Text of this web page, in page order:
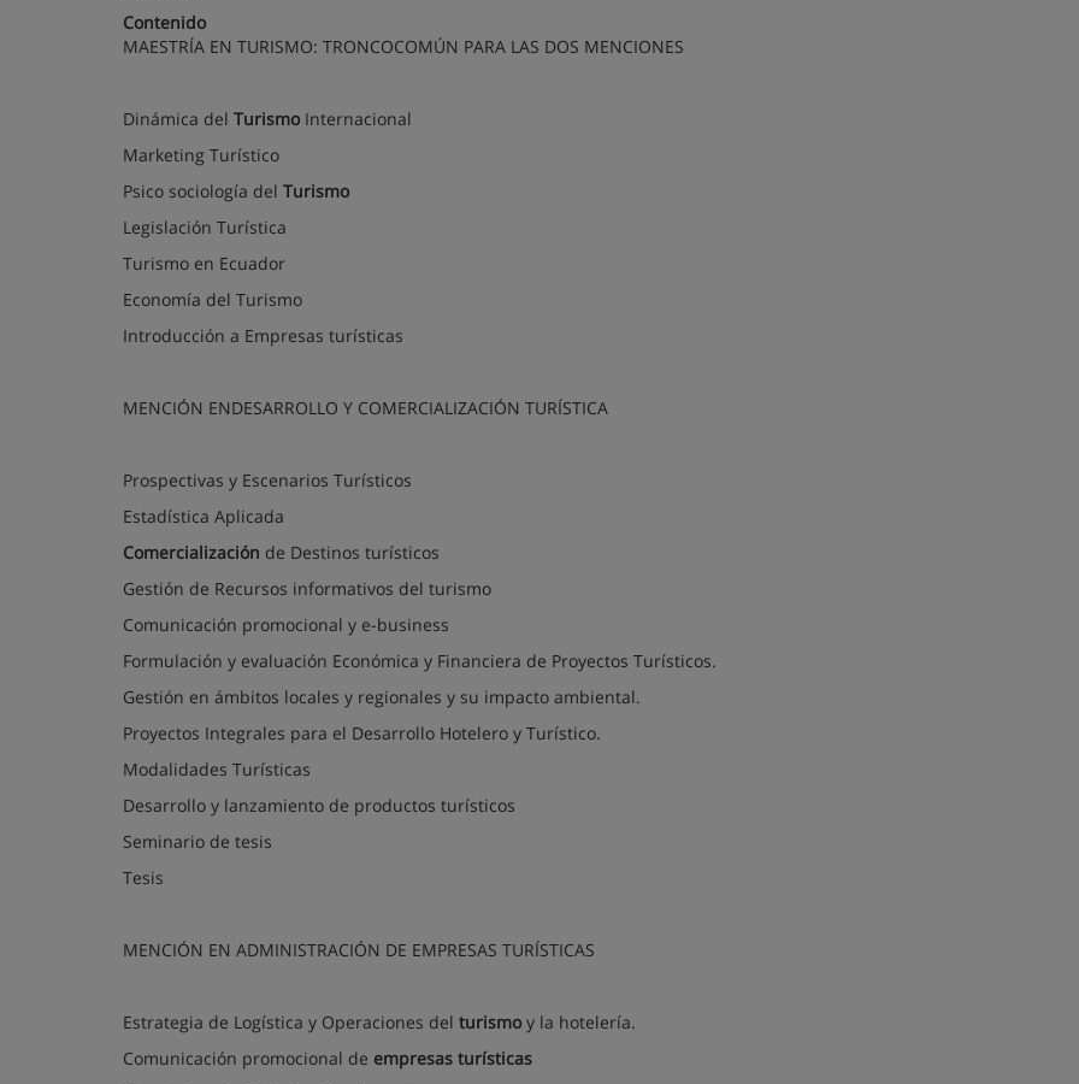
Contenido
MAESTRÍA EN TURISMO: TRONCOCOMÚN PARA LAS DOS MENCIONES
Dinámica del Turismo Internacional
Marketing Turístico
Psico sociología del Turismo
Legislación Turística
Turismo en Ecuador
Economía del Turismo
Introducción a Empresas turísticas
MENCIÓN ENDESARROLLO Y COMERCIALIZACIÓN TURÍSTICA
Prospectivas y Escenarios Turísticos
Estadística Aplicada
Comercialización de Destinos turísticos
Gestión de Recursos informativos del turismo
Comunicación promocional y e-business
Formulación y evaluación Económica y Financiera de Proyectos Turísticos.
Gestión en ámbitos locales y regionales y su impacto ambiental.
Proyectos Integrales para el Desarrollo Hotelero y Turístico.
Modalidades Turísticas
Desarrollo y lanzamiento de productos turísticos
Seminario de tesis
Tesis
MENCIÓN EN ADMINISTRACIÓN DE EMPRESAS TURÍSTICAS
Estrategia de Logística y Operaciones del turismo y la hotelería.
Comunicación promocional de empresas turísticas